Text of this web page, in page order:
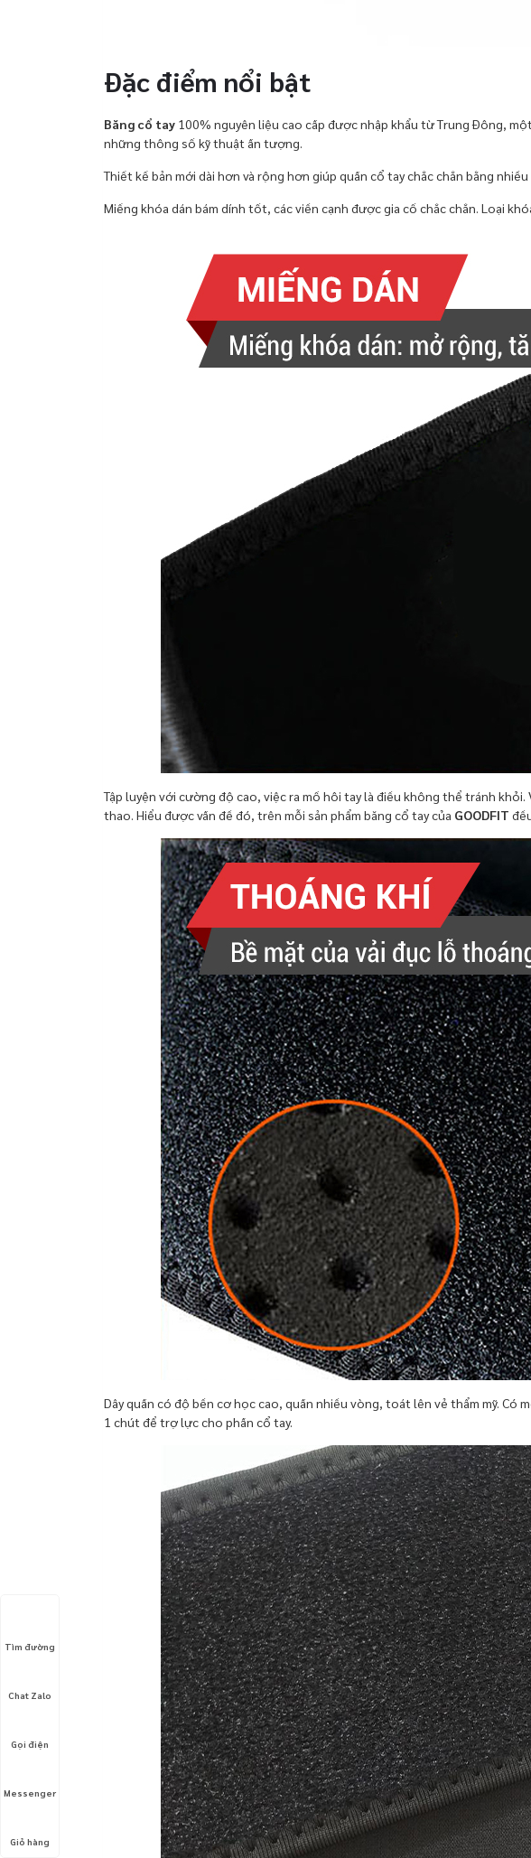
Đặc điểm nổi bật
Băng cổ tay 100% nguyên liệu cao cấp được nhập khẩu từ Trung Đông,
những thông số kỹ thuật ấn tượng.
Thiết kế bản mới dài hơn và rộng hơn giúp quấn cổ tay chắc chắn bằng
Miếng khóa dán bám dính tốt, các viền cạnh được gia cố chắc chắn. Loại
Tập luyện với cường độ cao, việc ra mồ hôi tay là điều không thể tránh
thao. Hiểu được vấn đề đó, trên mỗi sản phẩm băng cổ tay của GOODFIT
Dây quấn có độ bền cơ học cao, quấn nhiều vòng, toát lên vẻ thẩm mỹ. Có
1 chút để trợ lực cho phần cổ tay.
Tìm đường
Chat Zalo
Gọi điện
Messenger
Giỏ hàng